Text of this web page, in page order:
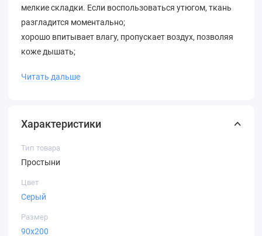
мелкие складки. Если воспользоваться утюгом, ткань
разгладится моментально;
хорошо впитывает влагу, пропускает воздух, позволяя
коже дышать;
обладает хорошей износостойкостью. Она сохраняет
доступная стоимость. Поплин дороже бязи, но дешевле
плотность. Полотно мягкое, тонкое, но при этом
прочное;
простота в уходе;
приятные тактильные свойства. Материал приятный
даже для чувствительной кожи.
Читать дальше
Характеристики
Тип товара
Простыни
Цвет
Серый
Размер
90х200